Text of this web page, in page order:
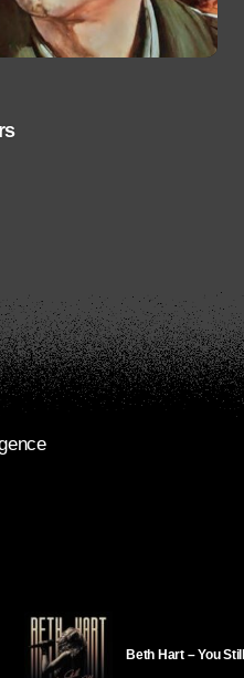
Beth Hart – You